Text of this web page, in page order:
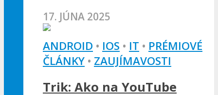
17. JÚNA 2025
ANDROID • IOS • IT • PRÉMIOVÉ
ČLÁNKY • ZAUJÍMAVOSTI
Trik: Ako na YouTube